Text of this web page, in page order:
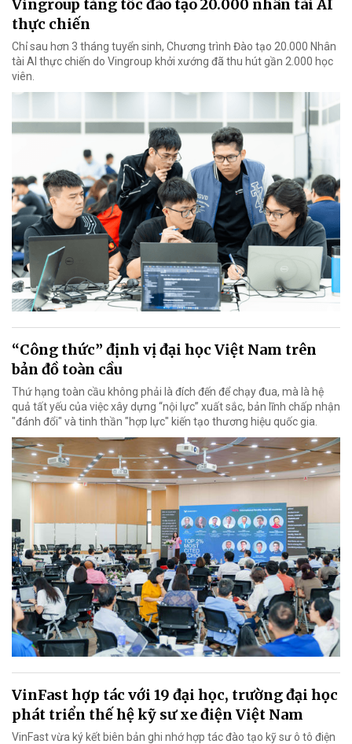
Vingroup tăng tốc đào tạo 20.000 nhân tài AI
thực chiến
Chỉ sau hơn 3 tháng tuyển sinh, Chương trình Đào tạo 20.000 Nhân
tài AI thực chiến do Vingroup khởi xướng đã thu hút gần 2.000 học
viên.
“Công thức” định vị đại học Việt Nam trên
bản đồ toàn cầu
Thứ hạng toàn cầu không phải là đích đến để chạy đua, mà là hệ
quả tất yếu của việc xây dựng “nội lực” xuất sắc, bản lĩnh chấp nhận
"đánh đổi" và tinh thần "hợp lực" kiến tạo thương hiệu quốc gia.
VinFast hợp tác với 19 đại học, trường đại học
phát triển thế hệ kỹ sư xe điện Việt Nam
VinFast vừa ký kết biên bản ghi nhớ hợp tác đào tạo kỹ sư ô tô điện